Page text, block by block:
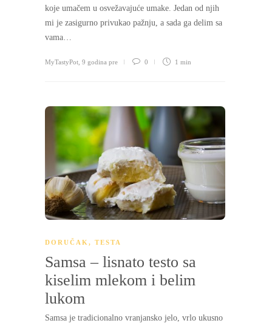
koje umačem u osvežavajuće umake. Jedan od njih
mi je zasigurno privukao pažnju, a sada ga delim sa
vama…
MyTastyPot 9 godina pre 0 1 min
DORUČAK , TESTA
Samsa – lisnato testo sa
kiselim mlekom i belim
lukom
Samsa je tradicionalno vranjansko jelo, vrlo ukusno